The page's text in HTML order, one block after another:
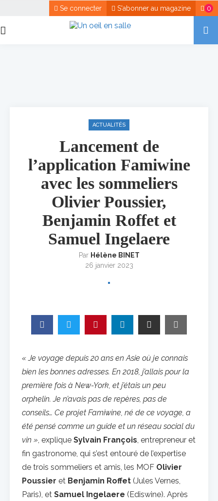
0
S'abonner au magazine
Se connecter
ACTUALITÉS
Lancement de
l’application Famiwine
avec les sommeliers
Olivier Poussier,
Benjamin Roffet et
Samuel Ingelaere
Par Hélène BINET
26 janvier 2023
« Je voyage depuis 20 ans en Asie où je connais
bien les bonnes adresses. En 2018, j’allais pour la
première fois à New-York, et j’étais un peu
orphelin. Je n’avais pas de repères, pas de
conseils… Ce projet Famiwine, né de ce voyage, a
été pensé comme un guide et un réseau social du
vin », explique Sylvain François, entrepreneur et
fin gastronome, qui s’est entouré de l’expertise
de trois sommeliers et amis, les MOF Olivier
Poussier et Benjamin Roffet (Jules Vernes,
Paris), et Samuel Ingelaere (Ediswine). Après